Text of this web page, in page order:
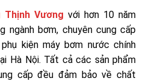
Vương với hơn 10 năm
ngành bơm, chuyên cung cấp
kiện máy bơm nước chính
Hà Nội. Tất cả các sản phẩm
cấp đều đảm bảo về chất